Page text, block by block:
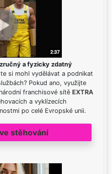
a fyzicky zdatný
si mohl vydělávat a podnikat
Pokud ano, využijte
franchisové sítě EXTRA
a vyklízecích
po celé Evropské unii.
stěhování